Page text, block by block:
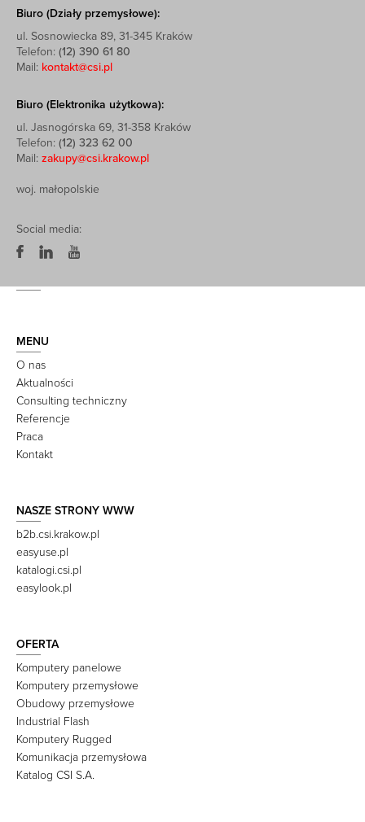
Biuro (Działy przemysłowe):
ul. Sosnowiecka 89, 31-345 Kraków
Telefon: (12) 390 61 80
Mail: kontakt@csi.pl
Biuro (Elektronika użytkowa):
ul. Jasnogórska 69, 31-358 Kraków
Telefon: (12) 323 62 00
Mail: zakupy@csi.krakow.pl
woj. małopolskie
Social media:
MENU
O nas
Aktualności
Consulting techniczny
Referencje
Praca
Kontakt
NASZE STRONY WWW
b2b.csi.krakow.pl
easyuse.pl
katalogi.csi.pl
easylook.pl
OFERTA
Komputery panelowe
Komputery przemysłowe
Obudowy przemysłowe
Industrial Flash
Komputery Rugged
Komunikacja przemysłowa
Katalog CSI S.A.